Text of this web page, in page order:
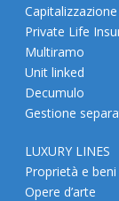
Capitalizzazione
Private Life
Multiramo
Unit linked
Decumulo
Gestione
LUXURY LINES
Proprietà e
Opere d’arte